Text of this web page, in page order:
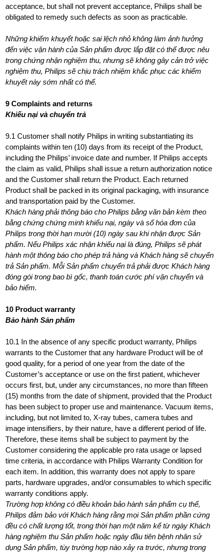
acceptance, but shall not prevent acceptance, Philips shall be
obligated to remedy such defects as soon as practicable.
Những khiếm khuyết hoặc sai lệch nhỏ không làm ảnh hưởng
đến việc vận hành của Sản phẩm được lắp đặt có thể được nêu
trong chứng nhận nghiệm thu, nhưng sẽ không gây cản trở việc
nghiệm thu, Philips sẽ chịu trách nhiệm khắc phục các khiếm
khuyết này sớm nhất có thể.
9 Complaints and returns
Khiếu nại và chuyển trả
9.1 Customer shall notify Philips in writing substantiating its
complaints within ten (10) days from its receipt of the Product,
including the Philips’ invoice date and number. If Philips accepts
the claim as valid, Philips shall issue a return authorization notice
and the Customer shall return the Product. Each returned
Product shall be packed in its original packaging, with insurance
and transportation paid by the Customer.
Khách hàng phải thông báo cho Philips bằng văn bản kèm theo
bằng chứng chứng minh khiếu nại, ngày và số hóa đơn của
Philips trong thời hạn mười (10) ngày sau khi nhận được Sản
phẩm. Nếu Philips xác nhận khiếu nại là đúng, Philips sẽ phát
hành một thông báo cho phép trả hàng và Khách hàng sẽ chuyển
trả Sản phẩm. Mỗi Sản phẩm chuyển trả phải được Khách hàng
đóng gói trong bao bì gốc, thanh toán cước phí vận chuyển và
bảo hiểm.
10 Product warranty
Bảo hành Sản phẩm
10.1 In the absence of any specific product warranty, Philips
warrants to the Customer that any hardware Product will be of
good quality, for a period of one year from the date of the
Customer’s acceptance or use on the first patient, whichever
occurs first, but, under any circumstances, no more than fifteen
(15) months from the date of shipment, provided that the Product
has been subject to proper use and maintenance. Vacuum items,
including, but not limited to, X-ray tubes, camera tubes and
image intensifiers, by their nature, have a different period of life.
Therefore, these items shall be subject to payment by the
Customer considering the applicable pro rata usage or lapsed
time criteria, in accordance with Philips Warranty Condition for
each item. In addition, this warranty does not apply to spare
parts, hardware upgrades, and/or consumables to which specific
warranty conditions apply.
Trường hợp không có điều khoản bảo hành sản phẩm cụ thể,
Philips đảm bảo với Khách hàng rằng mọi Sản phẩm phần cứng
đều có chất lượng tốt, trong thời hạn một năm kể từ ngày Khách
hàng nghiệm thu Sản phẩm hoặc ngày đầu tiên bệnh nhân sử
dụng Sản phẩm, tùy trường hợp nào xảy ra trước, nhưng trong